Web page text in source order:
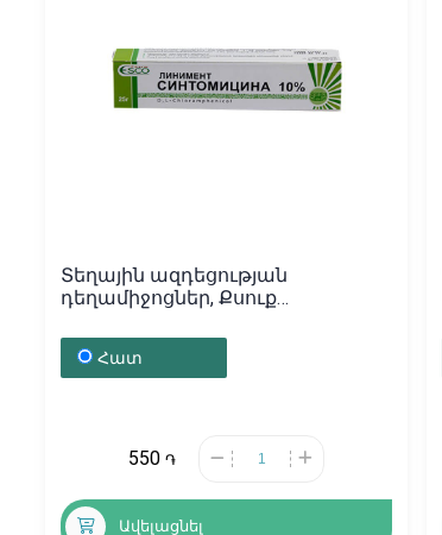
Տեղային ազդեցության
դեղամիջոցներ, Քսուք
Հայաստան
Հատ
550 ֏
Ավելացնել